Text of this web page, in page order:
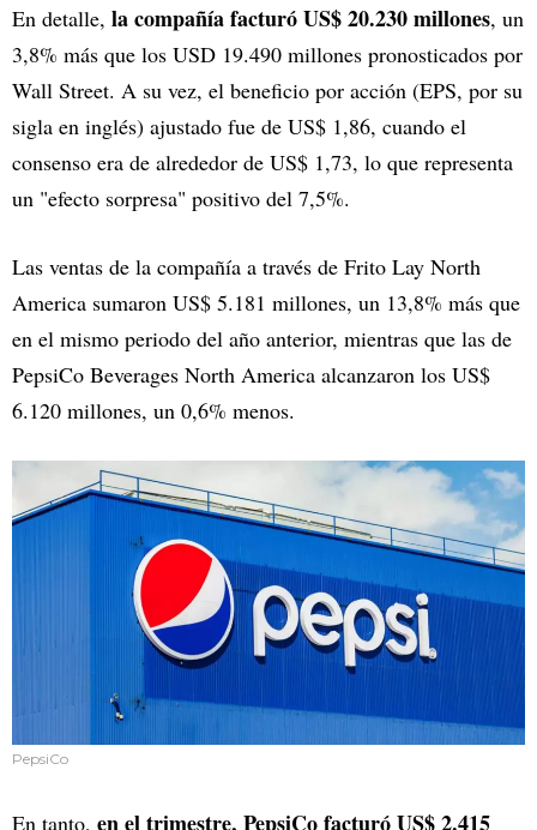
En detalle, la compañía facturó US$ 20.230 millones, un
3,8% más que los USD 19.490 millones pronosticados por
Wall Street. A su vez, el beneficio por acción (EPS, por su
sigla en inglés) ajustado fue de US$ 1,86, cuando el
consenso era de alrededor de US$ 1,73, lo que representa
un "efecto sorpresa" positivo del 7,5%.
Las ventas de la compañía a través de Frito Lay North
America sumaron US$ 5.181 millones, un 13,8% más que
en el mismo periodo del año anterior, mientras que las de
PepsiCo Beverages North America alcanzaron los US$
6.120 millones, un 0,6% menos.
PepsiCo
En tanto, en el trimestre, PepsiCo facturó US$ 2.415